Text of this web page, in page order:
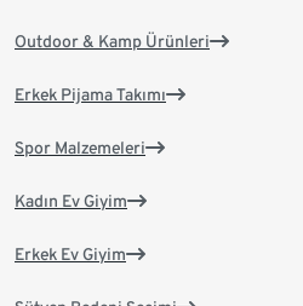
Outdoor & Kamp Ürünleri
Erkek Pijama Takımı
Spor Malzemeleri
Kadın Ev Giyim
Erkek Ev Giyim